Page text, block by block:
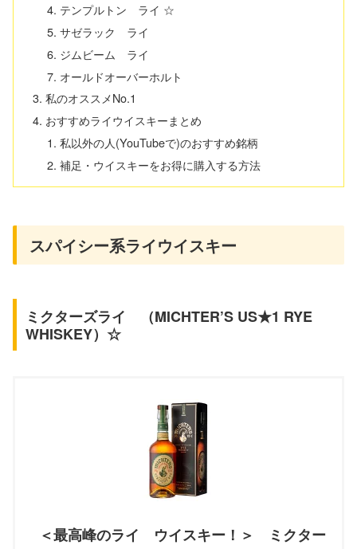
テンプルトン ライ ☆
サゼラック ライ
ジムビーム ライ
オールドオーバーホルト
私のオススメNo.1
おすすめライウイスキーまとめ
私以外の人(YouTubeで)のおすすめ銘柄
補足・ウイスキーをお得に購入する方法
スパイシー系ライウイスキー
ミクターズライ （MICHTER’S US★1 RYE
WHISKEY）☆
＜最高峰のライ ウイスキー！＞ ミクター